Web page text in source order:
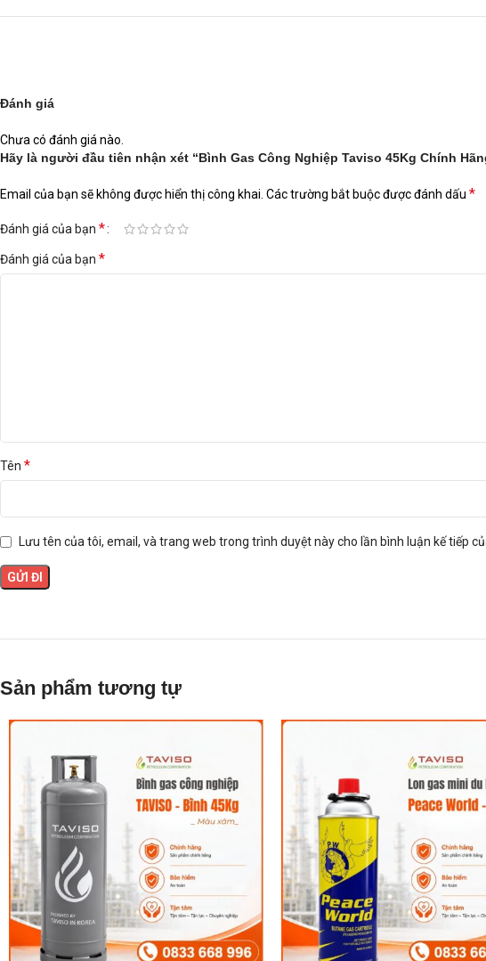
Đánh giá
Chưa có đánh giá nào.
Hãy là người đầu tiên nhận xét “Bình Gas Công Nghiệp Taviso 45Kg Chính
Email của bạn sẽ không được hiển thị công khai. Các trường bắt buộc được đánh dấu *
Đánh giá của bạn *
Đánh giá của bạn *
Tên *
Lưu tên của tôi, email, và trang web trong trình duyệt này cho lần bình luận kế tiếp
Sản phẩm tương tự